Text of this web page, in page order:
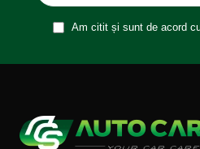
Am citit și sunt de acord